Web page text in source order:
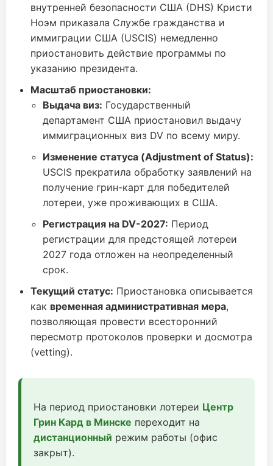
внутренней безопасности США (DHS) Кристи
Ноэм приказала Службе гражданства и
иммиграции США (USCIS) немедленно
приостановить действие программы по
указанию президента.
Масштаб приостановки:
Выдача виз: Государственный
департамент США приостановил выдачу
иммиграционных виз DV по всему миру.
Изменение статуса (Adjustment of Status):
USCIS прекратила обработку заявлений на
получение грин-карт для победителей
лотереи, уже проживающих в США.
Регистрация на DV-2027: Период
регистрации для предстоящей лотереи
2027 года отложен на неопределенный
срок.
Текущий статус: Приостановка описывается
как временная административная мера,
позволяющая провести всесторонний
пересмотр протоколов проверки и досмотра
(vetting).
На период приостановки лотереи Центр
Грин Кард в Минске переходит на
дистанционный режим работы (офис
закрыт).